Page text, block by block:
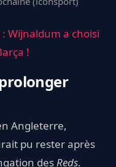
: Wijnaldum a choisi
!
Angleterre,
pu rester après
desReds.